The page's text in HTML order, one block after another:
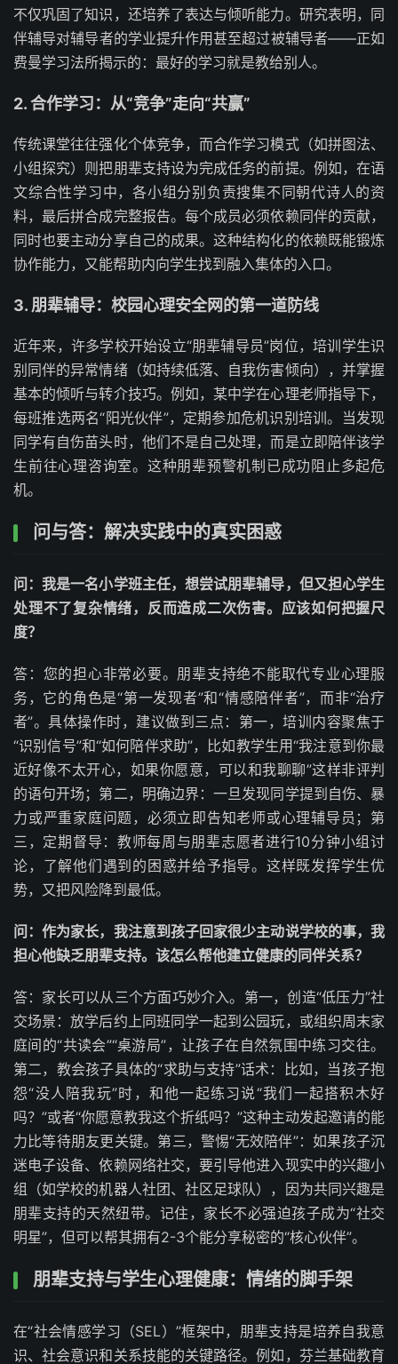
不仅巩固了知识，还培养了表达与倾听能力。研究表明，同
伴辅导对辅导者的学业提升作用甚至超过被辅导者——正如
费曼学习法所揭示的：最好的学习就是教给别人。
2. 合作学习：从“竞争”走向“共赢”
传统课堂往往强化个体竞争，而合作学习模式（如拼图法、
小组探究）则把朋辈支持设为完成任务的前提。例如，在语
文综合性学习中，各小组分别负责搜集不同朝代诗人的资
料，最后拼合成完整报告。每个成员必须依赖同伴的贡献，
同时也要主动分享自己的成果。这种结构化的依赖既能锻炼
协作能力，又能帮助内向学生找到融入集体的入口。
3. 朋辈辅导：校园心理安全网的第一道防线
近年来，许多学校开始设立“朋辈辅导员”岗位，培训学生识
别同伴的异常情绪（如持续低落、自我伤害倾向），并掌握
基本的倾听与转介技巧。例如，某中学在心理老师指导下，
每班推选两名“阳光伙伴”，定期参加危机识别培训。当发现
同学有自伤苗头时，他们不是自己处理，而是立即陪伴该学
生前往心理咨询室。这种朋辈预警机制已成功阻止多起危
机。
问与答：解决实践中的真实困惑
问：我是一名小学班主任，想尝试朋辈辅导，但又担心学生
处理不了复杂情绪，反而造成二次伤害。应该如何把握尺
度？
答：您的担心非常必要。朋辈支持绝不能取代专业心理服
务，它的角色是“第一发现者”和“情感陪伴者”，而非“治疗
者”。具体操作时，建议做到三点：第一，培训内容聚焦于
“识别信号”和“如何陪伴求助”，比如教学生用“我注意到你最
近好像不太开心，如果你愿意，可以和我聊聊”这样非评判
的语句开场；第二，明确边界：一旦发现同学提到自伤、暴
力或严重家庭问题，必须立即告知老师或心理辅导员；第
三，定期督导：教师每周与朋辈志愿者进行10分钟小组讨
论，了解他们遇到的困惑并给予指导。这样既发挥学生优
势，又把风险降到最低。
问：作为家长，我注意到孩子回家很少主动说学校的事，我
担心他缺乏朋辈支持。该怎么帮他建立健康的同伴关系？
答：家长可以从三个方面巧妙介入。第一，创造“低压力”社
交场景：放学后约上同班同学一起到公园玩，或组织周末家
庭间的“共读会”“桌游局”，让孩子在自然氛围中练习交往。
第二，教会孩子具体的“求助与支持”话术：比如，当孩子抱
怨“没人陪我玩”时，和他一起练习说“我们一起搭积木好
吗？”或者“你愿意教我这个折纸吗？”这种主动发起邀请的能
力比等待朋友更关键。第三，警惕“无效陪伴”：如果孩子沉
迷电子设备、依赖网络社交，要引导他进入现实中的兴趣小
组（如学校的机器人社团、社区足球队），因为共同兴趣是
朋辈支持的天然纽带。记住，家长不必强迫孩子成为“社交
明星”，但可以帮其拥有2-3个能分享秘密的“核心伙伴”。
朋辈支持与学生心理健康：情绪的脚手架
在“社会情感学习（SEL）”框架中，朋辈支持是培养自我意
识、社会意识和关系技能的关键路径。例如，芬兰基础教育